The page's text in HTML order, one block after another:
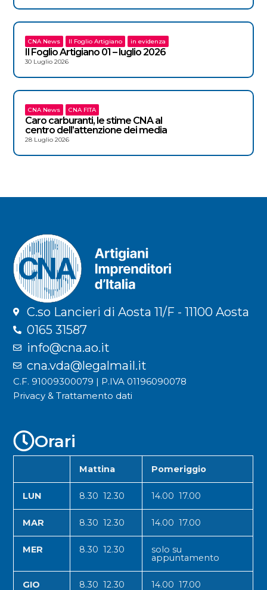
CNA News Il Foglio Artigiano in evidenza
Il Foglio Artigiano 01 – luglio 2026
30 Luglio 2026
CNA News CNA FITA
Caro carburanti, le stime CNA al
centro dell’attenzione dei media
28 Luglio 2026
C.so Lancieri di Aosta 11/F - 11100 Aosta
0165 31587
info@cna.ao.it
cna.vda@legalmail.it
C.F. 91009300079 | P.IVA 01196090078
Privacy & Trattamento dati
Orari
Mattina Pomeriggio
LUN 8.30 12.30 14.00 17.00
MAR 8.30 12.30 14.00 17.00
MER 8.30 12.30 solo su
appuntamento
GIO 8.30 12.30 14.00 17.00